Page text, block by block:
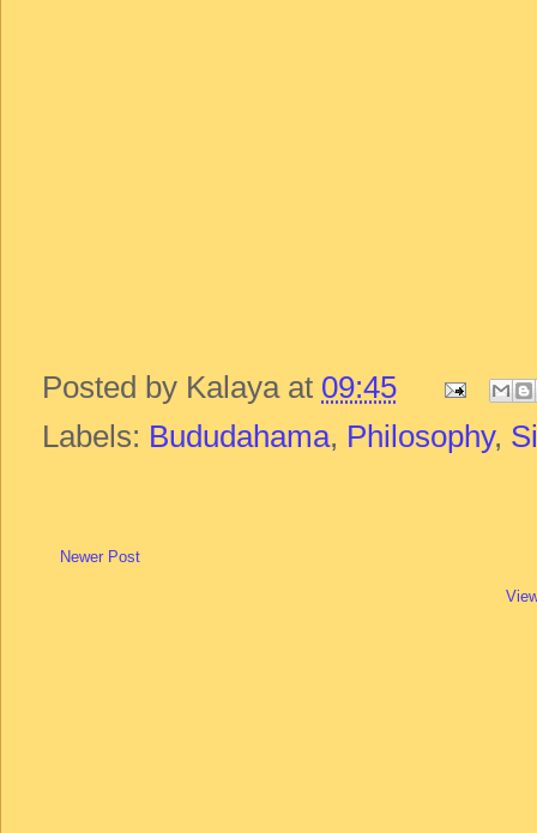
Posted by Kalaya at 09:45
Labels: Bududahama, Philosophy,
Newer Post